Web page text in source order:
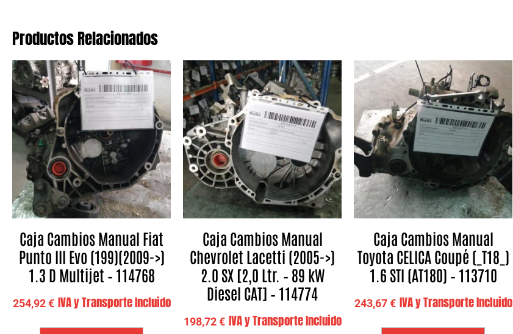
Productos Relacionados
Caja Cambios Manual Fiat
Punto III Evo (199)(2009->)
1.3 D Multijet – 114768
254,92€ IVA y Transporte Incluido
Caja Cambios Manual
Chevrolet Lacetti (2005->)
2.0 SX [2,0 Ltr. – 89 kW
Diesel CAT] – 114774
198,72€ IVA y Transporte Incluido
Caja Cambios Manual
Toyota CELICA Coupé (_T18_)
1.6 STI (AT180) – 113710
243,67€ IVA y Transporte Incluido